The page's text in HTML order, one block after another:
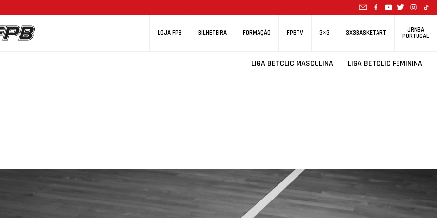
LOJA FPB BILHETEIRA FORMAÇÃO FPBTV 3×3 3X3BASKETART JRNBA
PORTUGAL
LIGA BETCLIC MASCULINA LIGA BETCLIC FEMININA